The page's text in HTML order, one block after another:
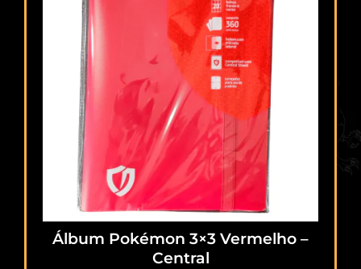
Álbum Pokémon 3×3 Vermelho –
Central